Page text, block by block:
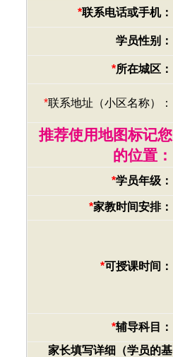
*联系电话或手机：
学员性别：
*所在城区：
*联系地址（小区名称）：
推荐使用地图标记您
的位置：
*学员年级：
*家教时间安排：
*可授课时间：
*辅导科目：
家长填写详细（学员的基